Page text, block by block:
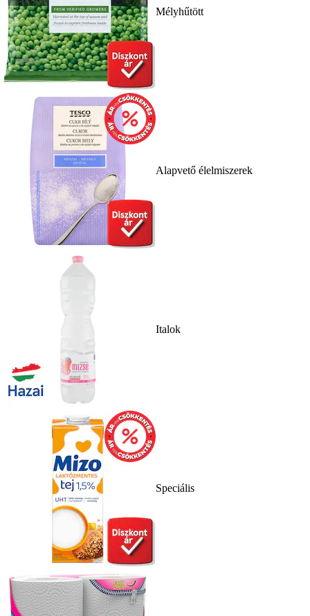
Mélyhűtött
Alapvető élelmiszerek
Italok
Speciális